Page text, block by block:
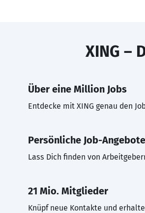
XING –
Über eine Million Jobs
Entdecke mit XING genau den
Persönliche Job-Angebote
Lass Dich finden von
21 Mio. Mitglieder
Knüpf neue Kontakte und